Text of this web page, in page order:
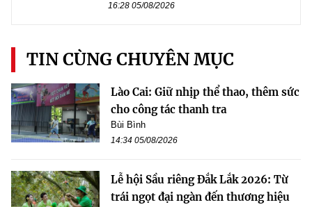
16:28 05/08/2026
TIN CÙNG CHUYÊN MỤC
Lào Cai: Giữ nhịp thể thao, thêm sức
cho công tác thanh tra
Bùi Bình
14:34 05/08/2026
Lễ hội Sầu riêng Đắk Lắk 2026: Từ
trái ngọt đại ngàn đến thương hiệu